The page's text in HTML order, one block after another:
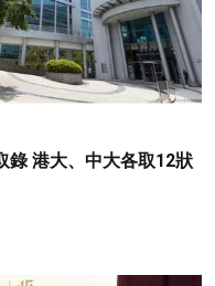
錄 港大、中大各取12狀